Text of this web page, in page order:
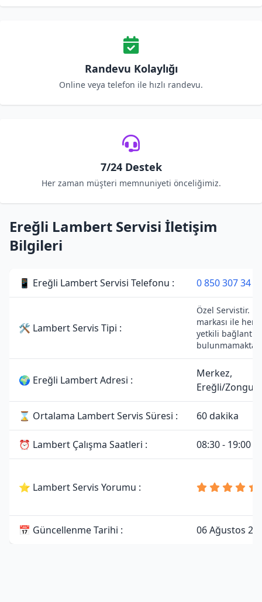
Randevu Kolaylığı
Online veya telefon ile hızlı randevu.
7/24 Destek
Her zaman müşteri memnuniyeti önceliğimiz.
Ereğli Lambert Servisi İletişim
Bilgileri
📱 Ereğli Lambert Servisi Telefonu : 0 850 307 34
🛠 Lambert Servis Tipi :
Özel Servistir.
markası ile
yetkili bağlantısı
🌍 Ereğli Lambert Adresi :
Merkez,
Ereğli/
⌛ Ortalama Lambert Servis Süresi : 60 dakika
⏰ Lambert Çalışma Saatleri : 08:30 - 19:00
⭐ Lambert Servis Yorumu :
📅 Güncellenme Tarihi : 06 Ağustos